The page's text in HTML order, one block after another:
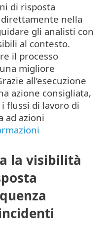
di risposta
direttamente nella
gli analisti con
al contesto.
il processo
migliore
all’esecuzione
azione consigliata,
flussi di lavoro di
ad azioni
la visibilità